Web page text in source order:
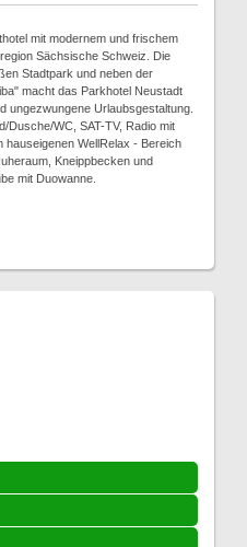
mit modernem und frischem
Sächsische Schweiz. Die
Stadtpark und neben der
macht das Parkhotel Neustadt
ungezwungene Urlaubsgestaltung.
Dusche/WC, SAT-TV, Radio mit
hauseigenen WellRelax - Bereich
Kneippbecken und
mit Duowanne.